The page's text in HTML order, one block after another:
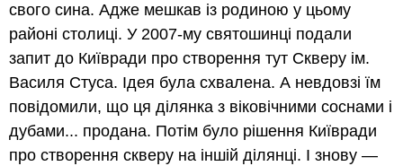
свого сина. Адже мешкав із родиною у цьому
районі столиці. У 2007-му святошинці подали
запит до Київради про створення тут Скверу ім.
Василя Стуса. Ідея була схвалена. А невдовзі їм
повідомили, що ця ділянка з віковічними соснами і
дубами... продана. Потім було рішення Київради
про створення скверу на іншій ділянці. І знову —